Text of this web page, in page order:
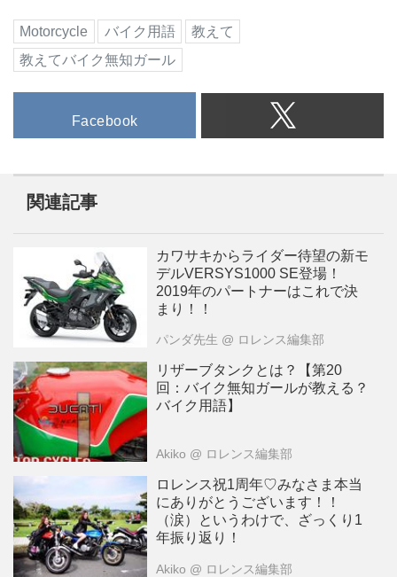
Motorcycle バイク用語
教えて
教えてバイク無知ガール
Facebook
関連記事
カワサキからライダー待望の新モ
デルVERSYS1000 SE登場！
2019年のパートナーはこれで決
まり！！
パンダ先生 @ ロレンス編集部
リザーブタンクとは？【第20
回：バイク無知ガールが教える？
バイク用語】
Akiko @ ロレンス編集部
ロレンス祝1周年♡みなさま本当
にありがとうございます！！
（涙）というわけで、ざっくり1
年振り返り！
Akiko @ ロレンス編集部